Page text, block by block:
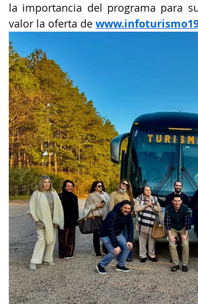
la importancia del programa para
valor la oferta de